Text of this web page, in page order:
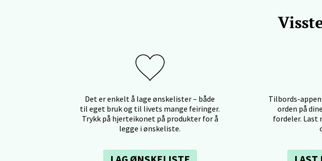
Det er enkelt å lage ønskelister – både
til eget bruk og til livets mange feiringer.
Trykk på hjerteikonet på produkter for å
legge i ønskeliste.
Tilbords-
orden på
fordeler. Last
Thon Senter Orkanger,
Sandvika - Thon Senter
Brodtkorbsgate 7, 1338 Sandvika
Åpent i dag 10-21